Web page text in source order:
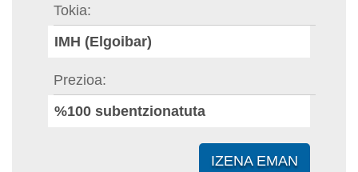
Tokia
IMH (Elgoibar)
Prezioa
%100 subentzionatuta
IZENA EMAN